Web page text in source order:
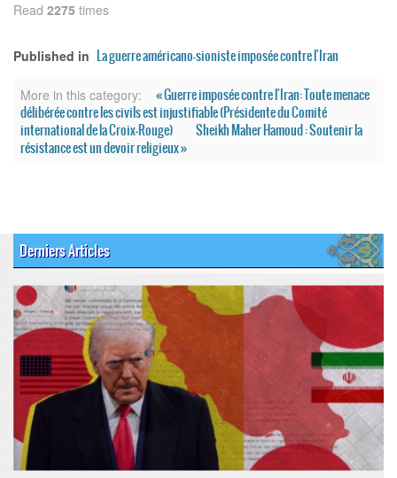
Read 2275 times
Published in La guerre américano-sioniste imposée contre l'Iran
More in this category:
« Guerre imposée contre l'Iran: Toute menace
délibérée contre les civils est injustifiable (Présidente du Comité
international de la Croix‑Rouge)
Sheikh Maher Hamoud : Soutenir la
résistance est un devoir religieux »
Derniers Articles